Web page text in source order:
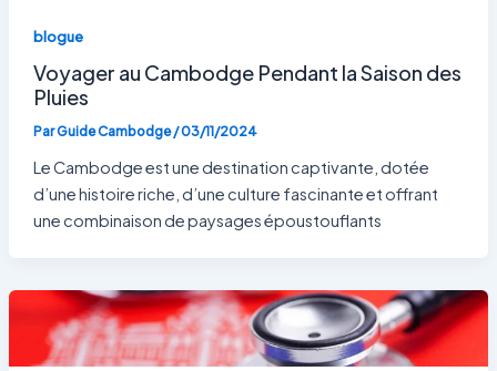
blogue
Voyager au Cambodge Pendant la Saison des
Pluies
ParGuide Cambodge/03/11/2024
Le Cambodge est une destination captivante, dotée
d’une histoire riche, d’une culture fascinante et offrant
une combinaison de paysages époustouflants